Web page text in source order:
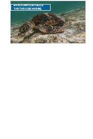
BRACCONAGGIO DELLE
TARTARUGHE MARINE.